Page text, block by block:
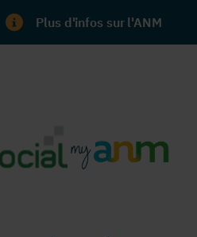
Plus d'infos sur l'ANM